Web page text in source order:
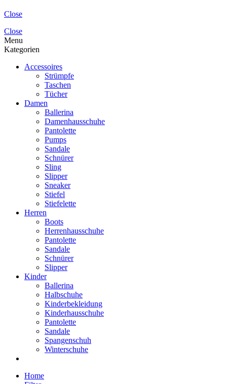
Close
Close
Menu
Kategorien
Accessoires
Strümpfe
Taschen
Tücher
Damen
Ballerina
Damenhausschuhe
Pantolette
Pumps
Sandale
Schnürer
Sling
Slipper
Sneaker
Stiefel
Stiefelette
Herren
Boots
Herrenhausschuhe
Pantolette
Sandale
Schnürer
Slipper
Kinder
Ballerina
Halbschuhe
Kinderbekleidung
Kinderhausschuhe
Pantolette
Sandale
Spangenschuh
Winterschuhe
Home